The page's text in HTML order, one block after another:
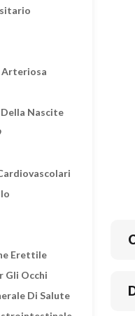
Arteriosa
Nascite
Erettile
Gli Occhi
Di Salute